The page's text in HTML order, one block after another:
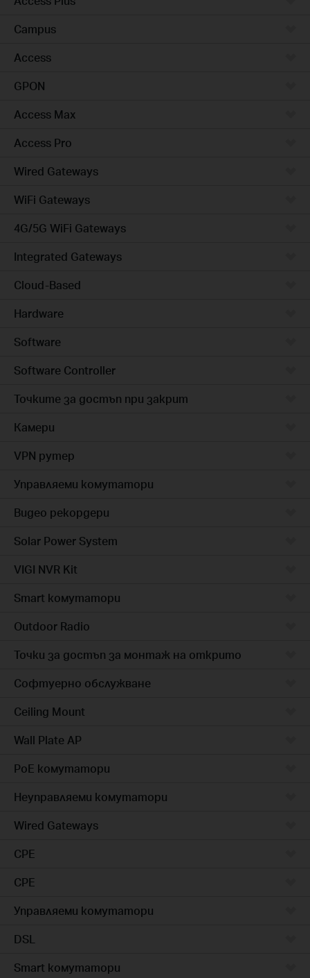
Campus
Access
GPON
Access Max
Access Pro
Wired Gateways
WiFi Gateways
4G/5G WiFi Gateways
Integrated Gateways
Cloud-Based
Hardware
Software
Software Controller
Точките за достъп при закрит
Камери
VPN рутер
Управляеми комутатори
Видео рекордери
Solar Power System
VIGI NVR Kit
Smart комутатори
Outdoor Radio
Точки за достъп за монтаж на открито
Софтуерно обслужване
Ceiling Mount
Wall Plate AP
PoE комутатори
Неуправляеми комутатори
Wired Gateways
CPE
CPE
Управляеми комутатори
DSL
Smart комутатори